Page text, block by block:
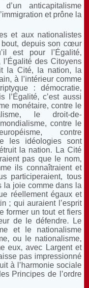
anticapitalisme
et prône la
et aux nationalistes
bout, depuis son cœur
est pour l’Égalité,
l’Égalité des Citoyens
la Cité, la nation, la
à l’intérieur comme
: démocratie,
l’Égalité, c’est aussi
monétaire, contre le
le droit-de-
contre le
contre
les idéologies sont
la nation. La Cité
pas que le nom,
ils connaîtraient et
participeraient, tous
la joie comme dans la
réellement égaux et
; qui auraient l’esprit
former un tout et fiers
de le défendre. Le
et le nationalisme
ou le nationalisme,
eux, avec Largent et
pas impressionné
à l’harmonie sociale
Principes de l’ordre